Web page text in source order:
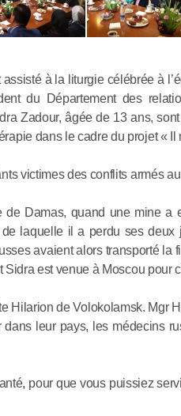
à la liturgie célébrée à
du Département des
Zadour, âgée de 13 ans,
dans le cadre du projet « Il
victimes des conflits armés
Damas, quand une mine a
laquelle il a perdu ses
avaient alors transporté la
est venue à Moscou pour
Hilarion de Volokolamsk. Mgr
leur pays, les médecins
pour que vous puissiez